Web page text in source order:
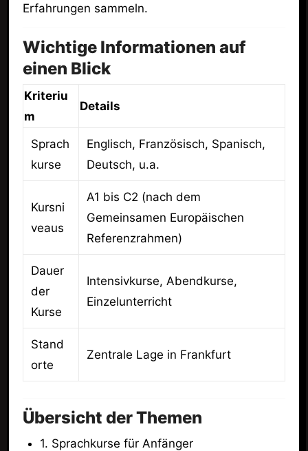
Erfahrungen sammeln.
Wichtige Informationen auf
einen Blick
Kriteriu
m
Details
Sprach
kurse
Englisch, Französisch, Spanisch,
Deutsch, u.a.
Kursni
veaus
A1 bis C2 (nach dem
Gemeinsamen Europäischen
Referenzrahmen)
Dauer
der
Kurse
Intensivkurse, Abendkurse,
Einzelunterricht
Stand
orte
Zentrale Lage in Frankfurt
Übersicht der Themen
1. Sprachkurse für Anfänger